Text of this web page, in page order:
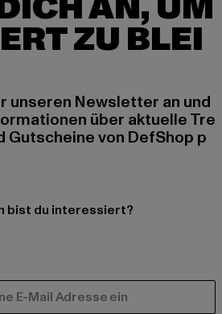
ZU BLEI
unseren Newsletter an und
über aktuelle Tre
Gutscheine von DefShop p
bist du interessiert?